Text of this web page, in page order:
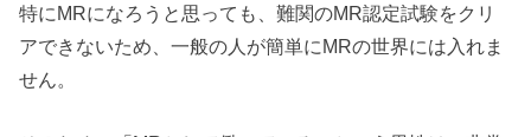
特にMRになろうと思っても、難関のMR認定試験をクリ
アできないため、一般の人が簡単にMRの世界には入れま
せん。